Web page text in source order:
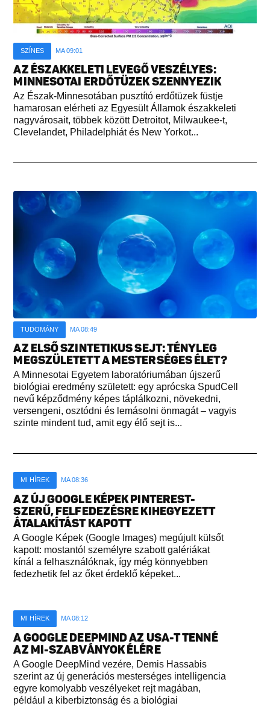
SZÍNES MA 09:01
AZ ÉSZAKKELETI LEVEGŐ VESZÉLYES:
MINNESOTAI ERDŐTÜZEK SZENNYEZIK
Az Észak-Minnesotában pusztító erdőtüzek füstje
hamarosan elérheti az Egyesült Államok északkeleti
nagyvárosait, többek között Detroitot, Milwaukee-t,
Clevelandet, Philadelphiát és New Yorkot...
TUDOMÁNY MA 08:49
AZ ELSŐ SZINTETIKUS SEJT: TÉNYLEG
MEGSZÜLETETT A MESTERSÉGES ÉLET?
A Minnesotai Egyetem laboratóriumában újszerű
biológiai eredmény született: egy aprócska SpudCell
nevű képződmény képes táplálkozni, növekedni,
versengeni, osztódni és lemásolni önmagát – vagyis
szinte mindent tud, amit egy élő sejt is...
MI HÍREK MA 08:36
AZ ÚJ GOOGLE KÉPEK PINTEREST-
SZERŰ, FELFEDEZÉSRE KIHEGYEZETT
ÁTALAKÍTÁST KAPOTT
A Google Képek (Google Images) megújult külsőt
kapott: mostantól személyre szabott galériákat
kínál a felhasználóknak, így még könnyebben
fedezhetik fel az őket érdeklő képeket...
MI HÍREK MA 08:12
A GOOGLE DEEPMIND AZ USA-T TENNÉ
AZ MI-SZABVÁNYOK ÉLÉRE
A Google DeepMind vezére, Demis Hassabis
szerint az új generációs mesterséges intelligencia
egyre komolyabb veszélyeket rejt magában,
például a kiberbiztonság és a biológiai